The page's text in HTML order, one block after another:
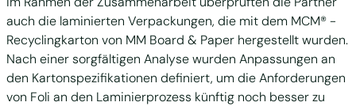
auch die laminierten Verpackungen, die mit dem MCM® -
Recyclingkarton von MM Board & Paper hergestellt wurden.
Nach einer sorgfältigen Analyse wurden Anpassungen an
den Kartonspezifikationen definiert, um die Anforderungen
von Foli an den Laminierprozess künftig noch besser zu